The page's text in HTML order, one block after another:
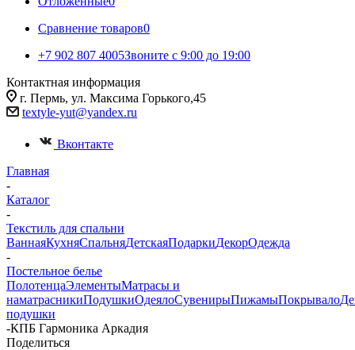
Сравнение товаров0
+7 902 807 4005Звоните с 9:00 до 19:00
Контактная информация
г. Пермь, ул. Максима Горького,45
textyle-yut@yandex.ru
Вконтакте
Главная
-
Каталог
-
Текстиль для спальни
ВаннаяКухняСпальняДетскаяПодаркиДекорОдежда
-
Постельное белье
ПолотенцаЭлементыМатрасы и
наматрасникиПодушкиОдеялоСувенирыПижамыПокрывало
подушки
-КПБ Гармоника Аркадия
Поделиться